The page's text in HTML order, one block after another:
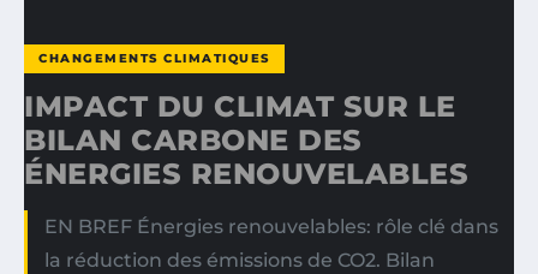
CHANGEMENTS CLIMATIQUES
IMPACT DU CLIMAT SUR LE
BILAN CARBONE DES
ÉNERGIES RENOUVELABLES
EN BREF Énergies renouvelables: rôle clé dans
la réduction des émissions de CO2. Bilan